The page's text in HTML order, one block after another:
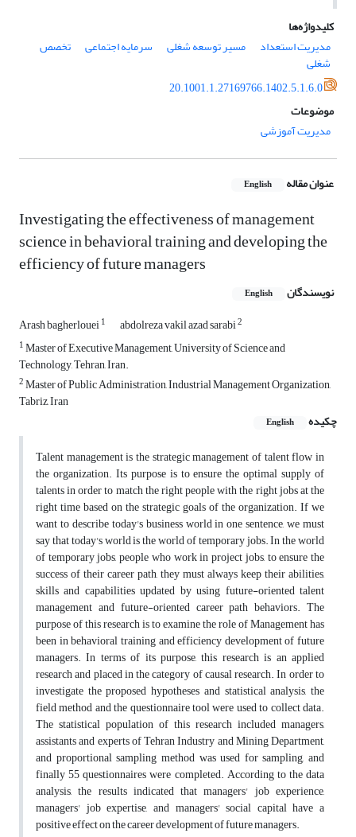
کلیدواژه‌ها
مدیریت استعداد
مسیر توسعه شغلی سرمایه اجتماعی تخصص
شغلی
20.1001.1.27169766.1402.5.1.6.0
موضوعات
مدیریت آموزشی
عنوان مقاله English
Investigating the effectiveness of management
science in behavioral training and developing the
efficiency of future managers
نویسندگان English
Arash bagherlouei1 abdolreza vakil azad sarabi2
1Master of Executive Management, University of Science and
Technology, Tehran, Iran.
2Master of Public Administration, Industrial Management Organization,
Tabriz, Iran
چکیده
English
Talent management is the strategic management of talent flow in
the organization. Its purpose is to ensure the optimal supply of
talents in order to match the right people with the right jobs at the
right time based on the strategic goals of the organization. If we
want to describe today's business world in one sentence, we must
say that today's world is the world of temporary jobs. In the world
of temporary jobs, people who work in project jobs, to ensure the
success of their career path, they must always keep their abilities,
skills and capabilities updated by using future-oriented talent
management and future-oriented career path behaviors. The
purpose of this research is to examine the role of Management has
been in behavioral training and efficiency development of future
managers. In terms of its purpose, this research is an applied
research and placed in the category of causal research. In order to
investigate the proposed hypotheses and statistical analysis, the
field method and the questionnaire tool were used to collect data.
The statistical population of this research included managers,
assistants and experts of Tehran Industry and Mining Department,
and proportional sampling method was used for sampling, and
finally 55 questionnaires were completed. According to the data
analysis, the results indicated that managers' job experience,
managers' job expertise, and managers' social capital have a
positive effect on the career development of future managers.